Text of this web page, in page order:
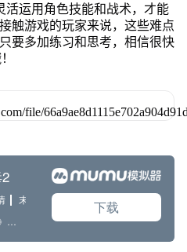
活运用角色技能和战术，才能
触游戏的玩家来说，这些难点
要多加练习和思考，相信很快